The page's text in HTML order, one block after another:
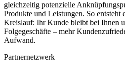
gleichzeitig potenzielle
Produkte und Leistungen. So entsteht
Kreislauf: Ihr Kunde bleibt bei Ihnen
Folgegeschäfte – mehr
Aufwand.
Partnernetzwerk